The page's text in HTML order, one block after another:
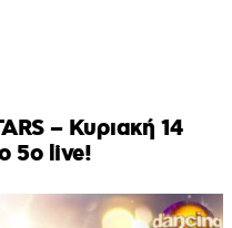
– Κυριακή 14
5o live!